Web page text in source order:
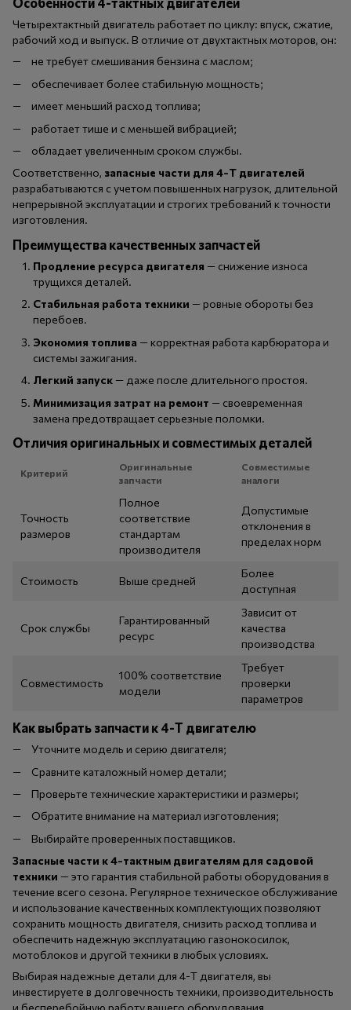
Четырехтактный двигатель работает по циклу: впуск, сжатие,
рабочий ход и выпуск. В отличие от двухтактных моторов, он:
не требует смешивания бензина с маслом;
обеспечивает более стабильную мощность;
имеет меньший расход топлива;
работает тише и с меньшей вибрацией;
обладает увеличенным сроком службы.
Соответственно, запасные части для 4-Т двигателей
разрабатываются с учетом повышенных нагрузок, длительной
непрерывной эксплуатации и строгих требований к точности
изготовления.
Преимущества качественных запчастей
Продление ресурса двигателя — снижение износа
трущихся деталей.
Стабильная работа техники — ровные обороты без
перебоев.
Экономия топлива — корректная работа карбюратора и
системы зажигания.
Легкий запуск — даже после длительного простоя.
Минимизация затрат на ремонт — своевременная
замена предотвращает серьезные поломки.
Отличия оригинальных и совместимых деталей
Критерий
Оригинальные
запчасти
Совместимые
аналоги
Точность
размеров
Полное
соответствие
стандартам
производителя
Допустимые
отклонения в
пределах норм
Стоимость Выше средней
Более
доступная
Срок службы
Гарантированный
ресурс
Зависит от
качества
производства
Совместимость
100% соответствие
модели
Требует
проверки
параметров
Как выбрать запчасти к 4-Т двигателю
Уточните модель и серию двигателя;
Сравните каталожный номер детали;
Проверьте технические характеристики и размеры;
Обратите внимание на материал изготовления;
Выбирайте проверенных поставщиков.
Запасные части к 4-тактным двигателям для садовой
техники — это гарантия стабильной работы оборудования в
течение всего сезона. Регулярное техническое обслуживание
и использование качественных комплектующих позволяют
сохранить мощность двигателя, снизить расход топлива и
обеспечить надежную эксплуатацию газонокосилок,
мотоблоков и другой техники в любых условиях.
Выбирая надежные детали для 4-Т двигателя, вы
инвестируете в долговечность техники, производительность